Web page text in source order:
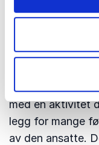
Lederen må
situasjoner som
som er
med en aktivitet
legg for mange
av den ansatte.